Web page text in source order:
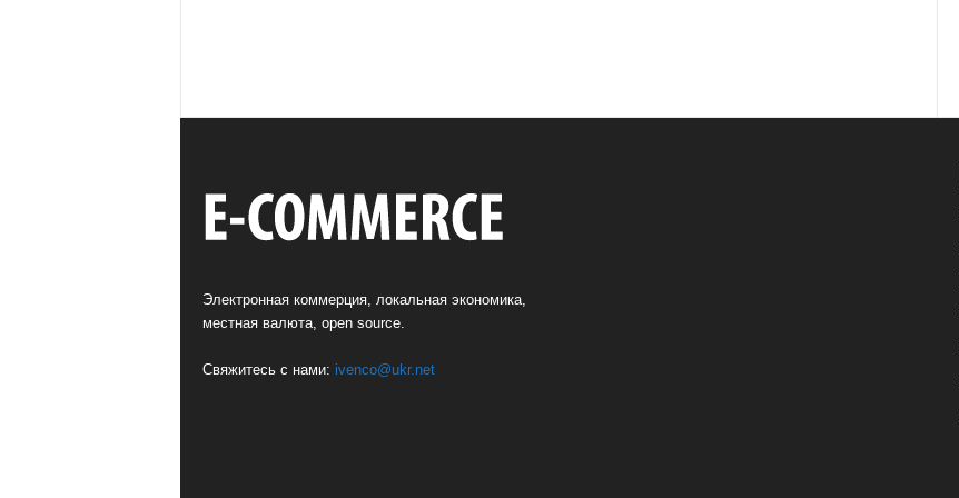
Электронная коммерция, локальная экономика,
местная валюта, open source.
Свяжитесь с нами: ivenco@ukr.net